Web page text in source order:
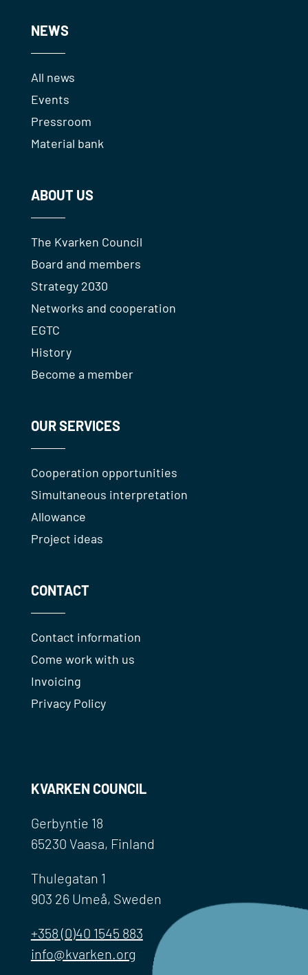
NEWS
All news
Events
Pressroom
Material bank
ABOUT US
The Kvarken Council
Board and members
Strategy 2030
Networks and cooperation
EGTC
History
Become a member
OUR SERVICES
Cooperation opportunities
Simultaneous interpretation
Allowance
Project ideas
CONTACT
Contact information
Come work with us
Invoicing
Privacy Policy
KVARKEN COUNCIL
Gerbyntie 18
65230 Vaasa, Finland
Thulegatan 1
903 26 Umeå, Sweden
+358 (0)40 1545 883
info@kvarken.org